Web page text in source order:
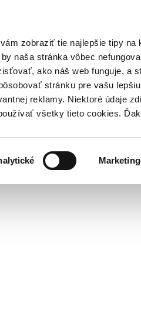
zobraziť tie najlepšie tipy na
naša stránka vôbec
ako náš web funguje, a
stránku pre vašu
reklamy. Niektoré údaje
všetky tieto cookies.